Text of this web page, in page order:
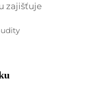
zajišťuje